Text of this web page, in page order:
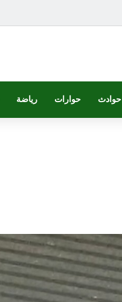
حوادث حوارات رياضة